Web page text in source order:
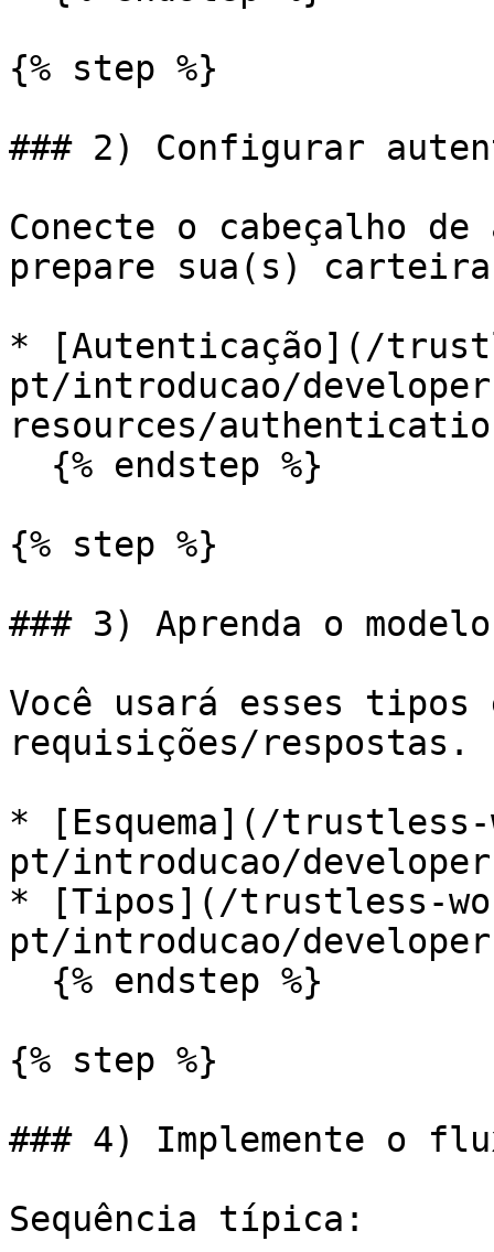
{% step %}
### 2) Configurar
Conecte o cabeçalho
prepare sua(s)
* [Autenticação](/
pt/introducao/
resources/
{% step %}
### 3) Aprenda o
Você usará esses tipos
requisições/respostas.
* [Esquema](/trustless-
pt/introducao/
* [Tipos](/trustless-
pt/introducao/
{% step %}
### 4) Implemente o
Sequência típica: